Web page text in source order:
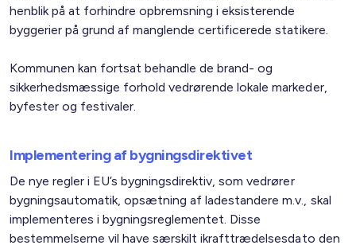
henblik på at forhindre opbremsning i eksisterende
byggerier på grund af manglende certificerede statikere.
Kommunen kan fortsat behandle de brand- og
sikkerhedsmæssige forhold vedrørende lokale markeder,
byfester og festivaler.
Implementering af bygningsdirektivet
De nye regler i EU’s bygningsdirektiv, som vedrører
bygningsautomatik, opsætning af ladestandere m.v., skal
implementeres i bygningsreglementet. Disse
bestemmelserne vil have særskilt ikrafttrædelsesdato den